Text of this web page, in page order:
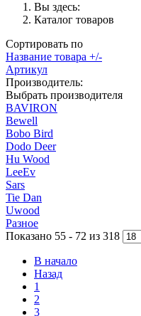
Вы здесь:
Каталог товаров
Сортировать по
Название товара +/-
Артикул
Производитель:
Выбрать производителя
BAVIRON
Bewell
Bobo Bird
Dodo Deer
Hu Wood
LeeEv
Sars
Tie Dan
Uwood
Разное
Показано 55 - 72 из 318
В начало
Назад
1
2
3